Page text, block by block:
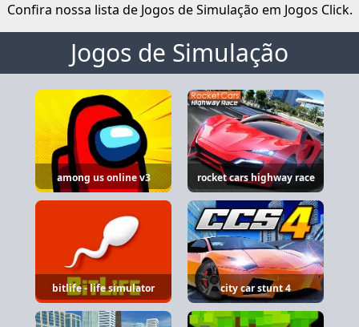
Confira nossa lista de Jogos de Simulação em Jogos Click.
Jogos de Simulação
among us online v3 rocket cars highway race
bitlife - life simulator city car stunt 4